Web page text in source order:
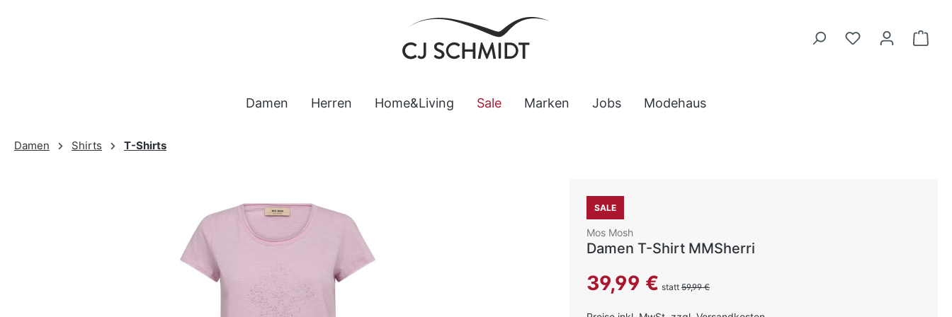
Damen Herren Home&Living Sale Marken Jobs Modehaus
Damen Shirts T-Shirts
SALE
Mos Mosh
Damen T-Shirt MMSherri
Verkaufspreis:
39,99 € statt 59,99 €